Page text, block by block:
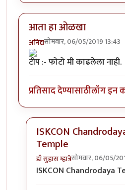
आता हा ओळखा
अनिंद्यसोमवार, 06/05/2019 13:43
टीप :- फोटो मी काढलेला नाही.
प्रतिसाद देण्यासाठीलॉग इन
ISKCON
Temple
डॉ सुहास म्हात्रेसोमवार, 06/05/
In reply toआता हा
ISKCON Chandrodaya